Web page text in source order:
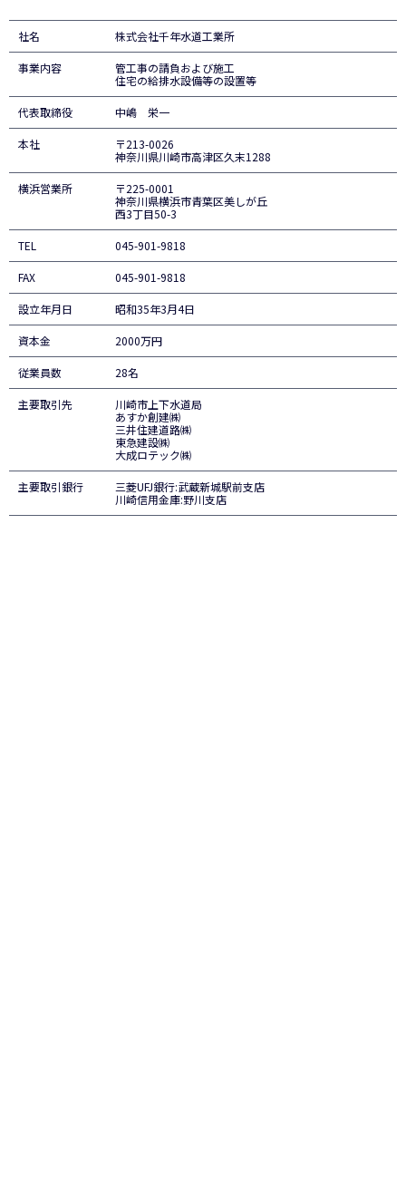
社名 株式会社千年水道工業所
事業内容
管工事の請負および施工
住宅の給排水設備等の設置等
代表取締役 中嶋 栄一
本社
〒213-0026
神奈川県川崎市高津区久末1288
横浜営業所
〒225-0001
神奈川県横浜市青葉区美しが丘
西3丁目50-3
TEL 045-901-9818
FAX 045-901-9818
設立年月日 昭和35年3月4日
資本金 2000万円
従業員数 28名
主要取引先
川崎市上下水道局
あすか創建㈱
三井住建道路㈱
東急建設㈱
大成ロテック㈱
主要取引銀行
三菱UFJ銀行:武蔵新城駅前支店
川崎信用金庫:野川支店